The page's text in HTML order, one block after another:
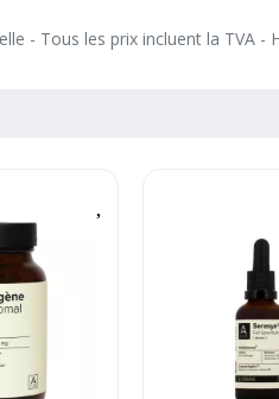
- Tous les prix incluent la TVA